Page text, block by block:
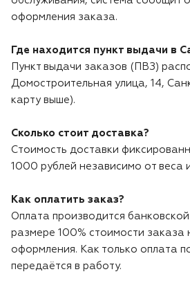
Триммеры
Аккумуляторная техника iPrix
Генераторы
Мотопомпы
Подметальные машины
Строительная техника
Культиваторы
оформления заказа.
Где находится пункт выдачи в
Пункт выдачи заказов (ПВЗ)
Домостроительная улица, 14,
карту выше).
Сколько стоит доставка?
Стоимость доставки
1000 рублей независимо от веса
Как оплатить заказ?
Оплата производится
размере 100% стоимости заказа
оформления. Как только оплата
передаётся в работу.